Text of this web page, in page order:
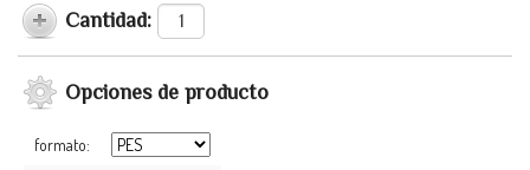
Cantidad:
Opciones de producto
formato: